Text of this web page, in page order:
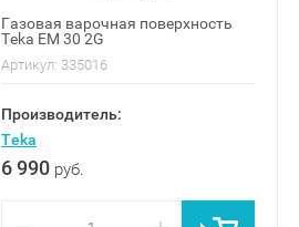
Газовая варочная поверхность
Teka EM 30 2G
Артикул: 335016
Производитель:
Teka
6 990 руб.